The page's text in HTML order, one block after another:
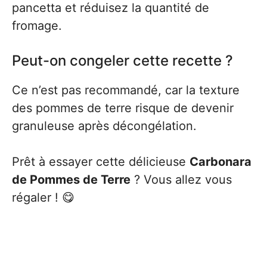
pancetta et réduisez la quantité de
fromage.
Peut-on congeler cette recette ?
Ce n’est pas recommandé, car la texture
des pommes de terre risque de devenir
granuleuse après décongélation.
Prêt à essayer cette délicieuse Carbonara
de Pommes de Terre ? Vous allez vous
régaler ! 😋